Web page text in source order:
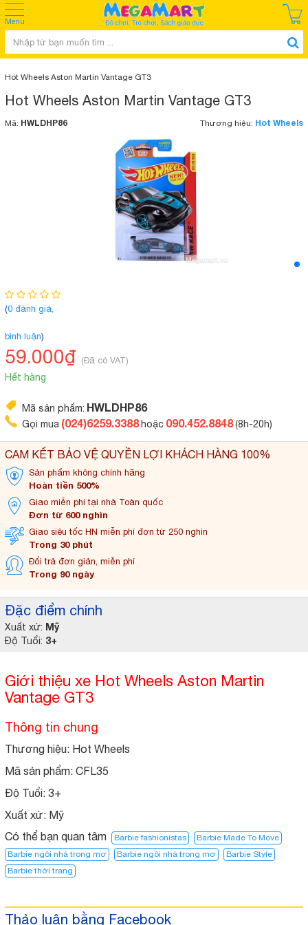
Menu
Hot Wheels Aston Martin Vantage GT3
Hot Wheels Aston Martin Vantage GT3
Mã: HWLDHP86 Thương hiệu: Hot Wheels
Đặc điểm chính
Xuất xứ: Mỹ
Độ Tuổi: 3+
(0 đánh giá,
bình luận)
59.000₫ (Đã có VAT)
Hết hàng
CAM KẾT BẢO VỆ QUYỀN LỢI KHÁCH HÀNG 100%
Sản phẩm không chính hãng
Hoàn tiền 500%
Giao miễn phí tại nhà Toàn quốc
Đơn từ 600 nghìn
Giao siêu tốc HN miễn phí đơn từ 250 nghìn
Trong 30 phút
Đổi trả đơn giản, miễn phí
Trong 90 ngày
Mã sản phẩm: HWLDHP86
Gọi mua (024)6259.3388 hoặc 090.452.8848(8h-20h)
Giới thiệu xe Hot Wheels Aston Martin
Vantage GT3
Thông tin chung
Thương hiệu: Hot Wheels
Mã sản phẩm: CFL35
Độ Tuổi: 3+
Xuất xứ: Mỹ
Có thể bạn quan tâm
Barbie fashionistas
Barbie Made To Move
Barbie ngôi nhà trong mơ
Barbie ngôi nhà trong mơ​
Barbie Style
Barbie thời trang
Thảo luận bằng Facebook